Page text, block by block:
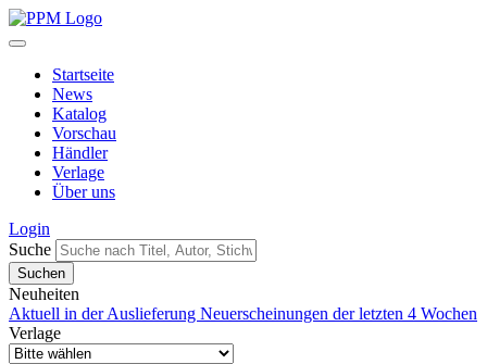
Startseite
News
Katalog
Vorschau
Händler
Verlage
Über uns
Login
Suche
Neuheiten
Aktuell in der Auslieferung Neuerscheinungen der letzten 4 Wochen
Verlage